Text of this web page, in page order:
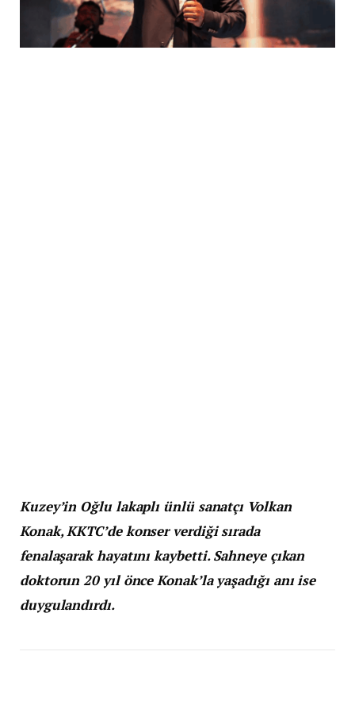
Kuzey’in Oğlu lakaplı ünlü sanatçı Volkan
Konak, KKTC’de konser verdiği sırada
fenalaşarak hayatını kaybetti. Sahneye çıkan
doktorun 20 yıl önce Konak’la yaşadığı anı ise
duygulandırdı.